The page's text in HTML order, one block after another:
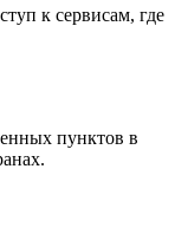
к сервисам, где
пунктов в